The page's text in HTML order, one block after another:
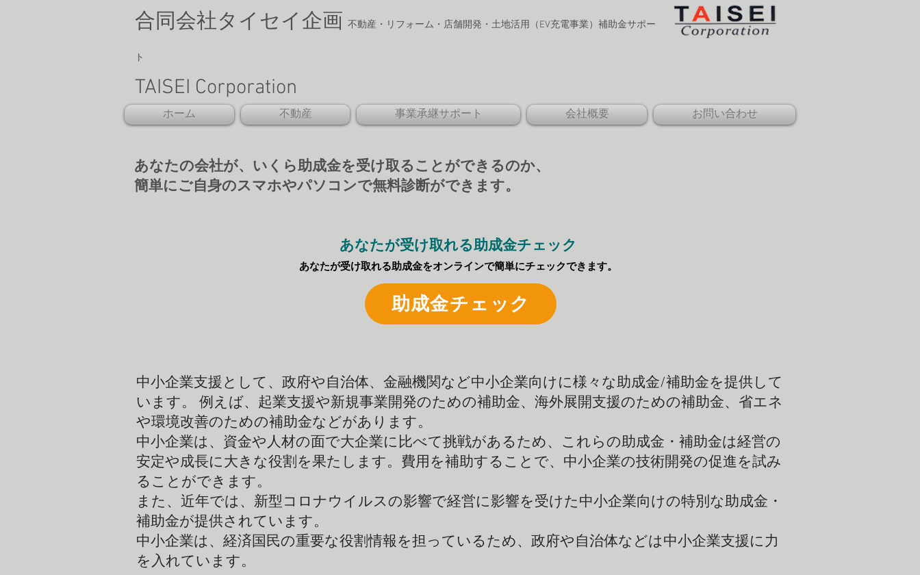
合同会社タイセイ企画 不動産・リフォーム・店舗開発・土地活用 ​（EV充電事業）補助金サポー
ト
TAISEI Corporation
ホーム 不動産 事業承継サポート 会社概要 お問い合わせ
あなたの会社が、いくら助成金を受け取ることができるのか、
​簡単にご自身のスマホやパソコンで無料診断ができます。
あなたが受け取れる助成金チェック
あなたが受け取れる助成金をオンラインで簡単にチェックできます。​
助成金チェック
中小企業支援として、政府や自治体、金融機関など中小企業向けに様々な助成金/補助金を提供して
います。 例えば、起業支援や新規事業開発のための補助金、海外展開支援のための補助金、省エネ
や環境改善のための補助金などがあります。
中小企業は、資金や人材の面で大企業に比べて挑戦があるため、これらの助成金・補助金は経営の
安定や成長に大きな役割を果たします。費用を補助することで、中小企業の技術開発の促進を試み
ることができます。
また、近年では、新型コロナウイルスの影響で経営に影響を受けた中小企業向けの特別な助成金・
補助金が提供されています。
中小企業は、経済国民の重要な役割情報を担っているため、政府や自治体などは中小企業支援に力
を入れています。